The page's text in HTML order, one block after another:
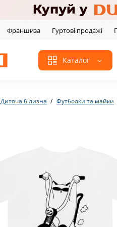
Франшиза Гуртові продажі
Каталог
Дитяча білизна Футболки та майки